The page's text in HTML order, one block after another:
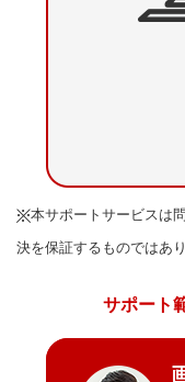
本サポートサービスは
決を保証するものではあり
サポート